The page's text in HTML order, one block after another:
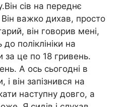
сів на переднє
важко дихав, просто
він говорив мені,
поліклініки на
за це по 18 гривень.
А ось сьогодні в
і він запізнився на
наступну довго, а